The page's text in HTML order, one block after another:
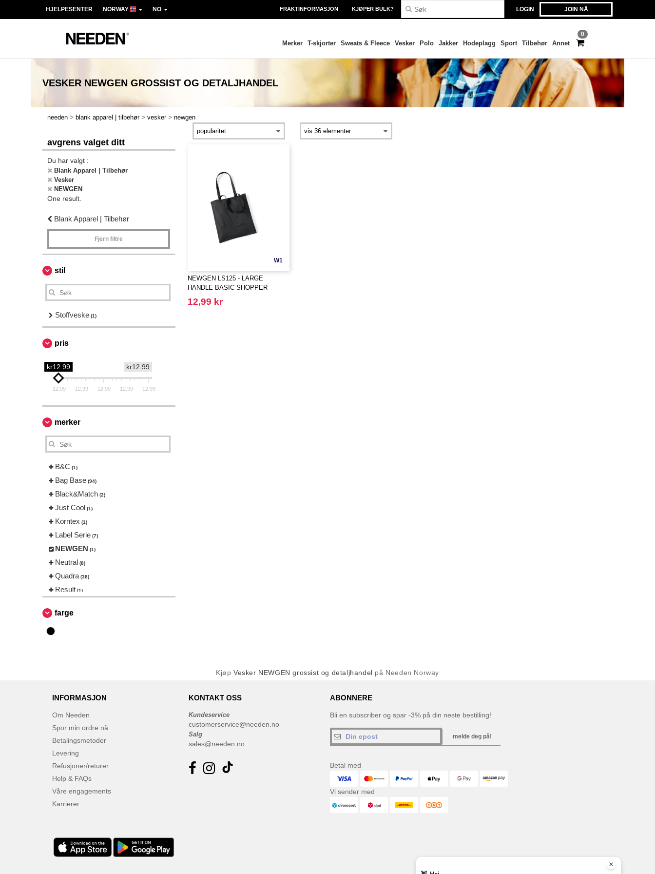
LOGIN JOIN NÅ
HJELPESENTER NORWAY NO FRAKTINFORMASJON KJØPER BULK?
0
Merker T-skjorter Sweats & Fleece Vesker Polo Jakker Hodeplagg Sport Tilbehør Annet
VESKER NEWGEN GROSSIST OG DETALJHANDEL
needen > blank apparel | tilbehør > vesker > newgen
avgrens valget ditt
Du har valgt :
Blank Apparel | Tilbehør
Vesker
NEWGEN
One result.
Blank Apparel | Tilbehør
Fjern filtre
stil
Stoffveske (1)
pris
kr12.99
kr12.99
12.99 12.99 12.99 12.99 12.99
merker
B&C (1)
Bag Base (94)
Black&Match (2)
Just Cool (1)
Korntex (1)
Label Serie (7)
NEWGEN (1)
Neutral (8)
Quadra (38)
Result (1)
THE ONE TOWELLING
farge
W1
NEWGEN LS125 - LARGE
HANDLE BASIC SHOPPER
12,99 kr
Kjøp Vesker NEWGEN grossist og detaljhandel på Needen Norway
INFORMASJON
Om Needen
Spor min ordre nå
Betalingsmetoder
Levering
Refusjoner/returer
Help & FAQs
Våre engagements
Karrierer
KONTAKT OSS
Kundeservice
customerservice@needen.no
Salg
sales@needen.no
ABONNERE
Bli en subscriber og spar -3% på din neste bestilling!
melde deg på!
Betal med
Vi sender med